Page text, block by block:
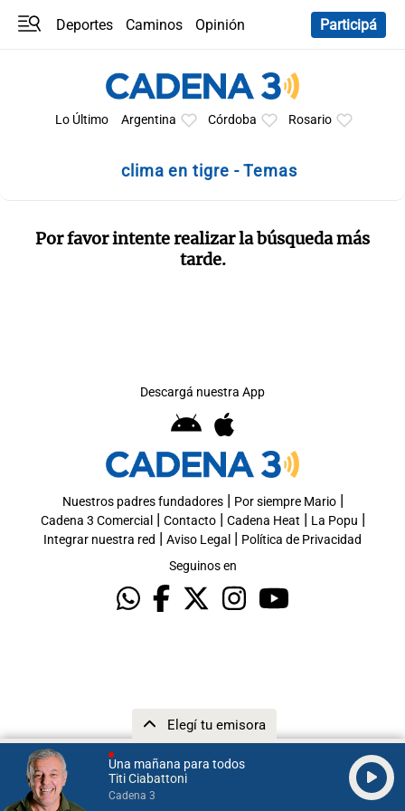
Una mañana para todos
Titi Ciabattoni
Cadena 3
Elegí tu emisora
Deportes Caminos
Opinión
Participá
Lo Último Argentina Córdoba Rosario
clima en tigre - Temas
Por favor intente realizar la búsqueda más
tarde.
Descargá nuestra App
Nuestros padres fundadores| Por siempre Mario|
Cadena 3 Comercial | Contacto| Cadena Heat | La Popu |
Integrar nuestra red | Aviso Legal | Política de Privacidad
Seguinos en